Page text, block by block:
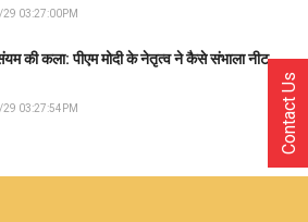
03:27:00PM
की कला: पीएम मोदी के नेतृत्व ने कैसे संभाला नीट
03:27:54PM Contact Us